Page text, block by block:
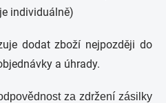
individuálně)
dodat zboží nejpozději do
a úhrady.
za zdržení zásilky